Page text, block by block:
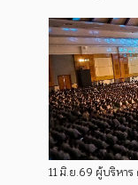
11 มิ.ย.69 ผู้บริหา